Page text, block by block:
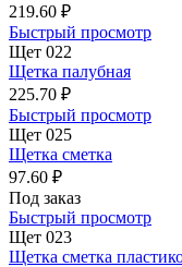
219.60 ₽
Быстрый просмотр
Щет 022
Щетка палубная
225.70 ₽
Быстрый просмотр
Щет 025
Щетка сметка
97.60 ₽
Под заказ
Быстрый просмотр
Щет 023
Щетка сметка